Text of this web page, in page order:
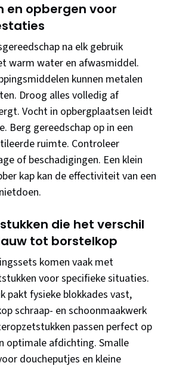
en opbergen voor
na elk gebruik
warm water en afwasmiddel.
kunnen metalen
Droog alles volledig af
Vocht in opbergplaatsen leidt
Berg gereedschap op in een
ruimte. Controleer
of beschadigingen. Een klein
kap kan de effectiviteit van een
die het verschil
tot borstelkop
komen vaak met
voor specifieke situaties.
pakt fysieke blokkades vast,
schraap- en schoonmaakwerk
passen perfect op
optimale afdichting. Smalle
doucheputjes en kleine